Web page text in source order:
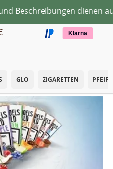
dienen
Klarna
GLO ZIGARETTEN